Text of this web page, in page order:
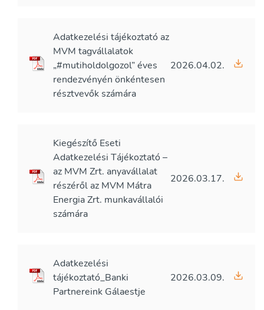
Adatkezelési tájékoztató az
MVM tagvállalatok
„#mutiholdolgozol” éves
rendezvényén önkéntesen
résztvevők számára
2026.04.02.
Kiegészítő Eseti
Adatkezelési Tájékoztató –
az MVM Zrt. anyavállalat
részéről az MVM Mátra
Energia Zrt. munkavállalói
számára
2026.03.17.
Adatkezelési
tájékoztató_Banki
Partnereink Gálaestje
2026.03.09.